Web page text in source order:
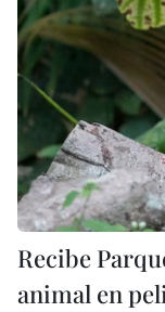
Recibe
animal en